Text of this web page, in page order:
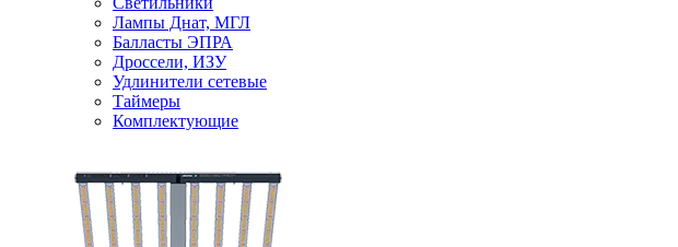
Лампы Днат, МГЛ
Балласты ЭПРА
Дроссели, ИЗУ
Удлинители сетевые
Таймеры
Комплектующие